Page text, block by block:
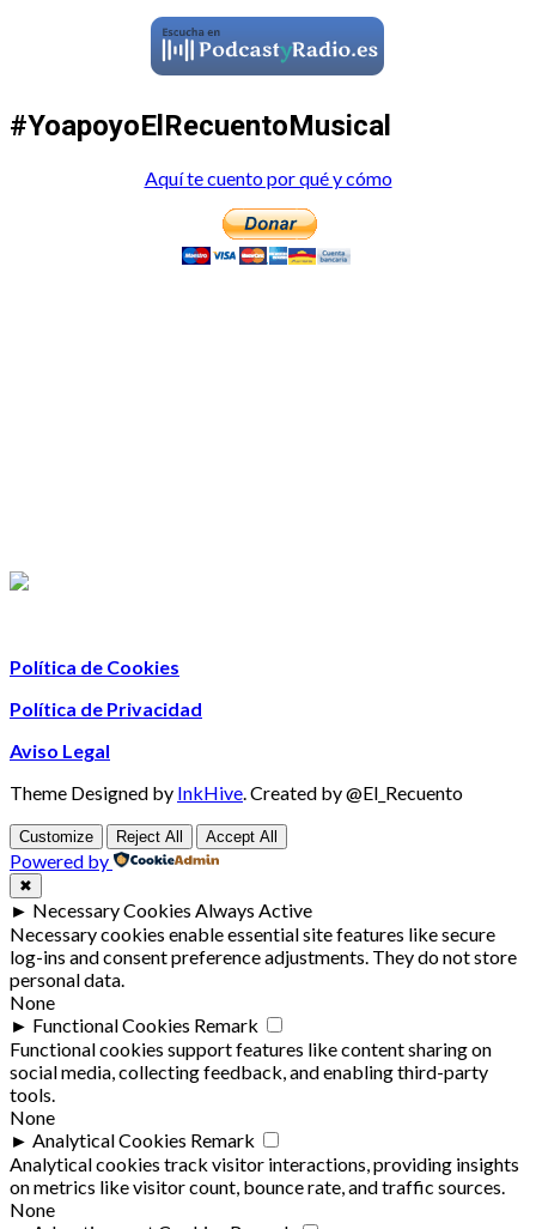
#YoapoyoElRecuentoMusical
Aquí te cuento por qué y cómo
Política de Cookies
Política de Privacidad
Aviso Legal
Theme Designed by InkHive Created by @El_Recuento
Customize Reject All Accept All
Powered by
✖
► Necessary Cookies Always Active
Necessary cookies enable essential site features like secure
log-ins and consent preference adjustments. They do not store
personal data.
None
► Functional Cookies Remark
Functional cookies support features like content sharing on
social media, collecting feedback, and enabling third-party
tools.
None
► Analytical Cookies Remark
Analytical cookies track visitor interactions, providing insights
on metrics like visitor count, bounce rate, and traffic sources.
None